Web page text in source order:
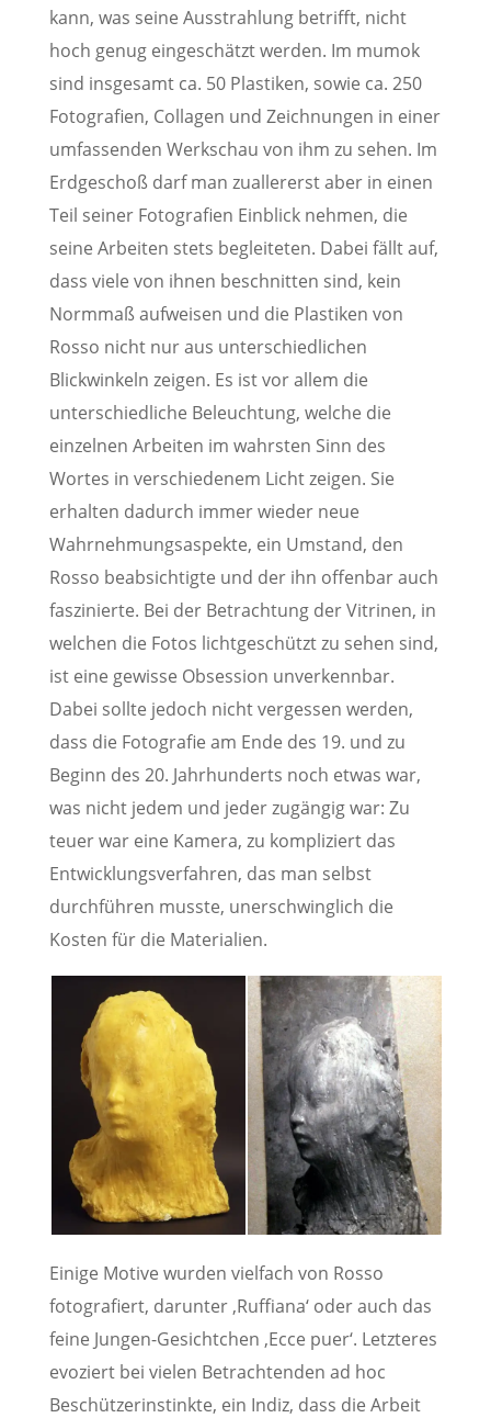
kann, was seine Ausstrahlung betrifft, nicht
hoch genug eingeschätzt werden. Im mumok
sind insgesamt ca. 50 Plastiken, sowie ca. 250
Fotografien, Collagen und Zeichnungen in einer
umfassenden Werkschau von ihm zu sehen. Im
Erdgeschoß darf man zuallererst aber in einen
Teil seiner Fotografien Einblick nehmen, die
seine Arbeiten stets begleiteten. Dabei fällt auf,
dass viele von ihnen beschnitten sind, kein
Normmaß aufweisen und die Plastiken von
Rosso nicht nur aus unterschiedlichen
Blickwinkeln zeigen. Es ist vor allem die
unterschiedliche Beleuchtung, welche die
einzelnen Arbeiten im wahrsten Sinn des
Wortes in verschiedenem Licht zeigen. Sie
erhalten dadurch immer wieder neue
Wahrnehmungsaspekte, ein Umstand, den
Rosso beabsichtigte und der ihn offenbar auch
faszinierte. Bei der Betrachtung der Vitrinen, in
welchen die Fotos lichtgeschützt zu sehen sind,
ist eine gewisse Obsession unverkennbar.
Dabei sollte jedoch nicht vergessen werden,
dass die Fotografie am Ende des 19. und zu
Beginn des 20. Jahrhunderts noch etwas war,
was nicht jedem und jeder zugängig war: Zu
teuer war eine Kamera, zu kompliziert das
Entwicklungsverfahren, das man selbst
durchführen musste, unerschwinglich die
Kosten für die Materialien.
Einige Motive wurden vielfach von Rosso
fotografiert, darunter ‚Ruffiana‘ oder auch das
feine Jungen-Gesichtchen ‚Ecce puer‘. Letzteres
evoziert bei vielen Betrachtenden ad hoc
Beschützerinstinkte, ein Indiz, dass die Arbeit